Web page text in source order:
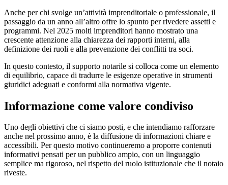
Anche per chi svolge un’attività imprenditoriale o professionale, il
passaggio da un anno all’altro offre lo spunto per rivedere assetti e
programmi. Nel 2025 molti imprenditori hanno mostrato una
crescente attenzione alla chiarezza dei rapporti interni, alla
definizione dei ruoli e alla prevenzione dei conflitti tra soci.
In questo contesto, il supporto notarile si colloca come un elemento
di equilibrio, capace di tradurre le esigenze operative in strumenti
giuridici adeguati e conformi alla normativa vigente.
Informazione come valore condiviso
Uno degli obiettivi che ci siamo posti, e che intendiamo rafforzare
anche nel prossimo anno, è la diffusione di informazioni chiare e
accessibili. Per questo motivo continueremo a proporre contenuti
informativi pensati per un pubblico ampio, con un linguaggio
semplice ma rigoroso, nel rispetto del ruolo istituzionale che il notaio
riveste.